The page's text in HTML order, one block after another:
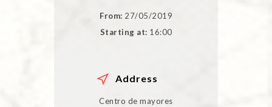
From: 27/05/2019
Starting at: 16:00
Address
Centro de mayores